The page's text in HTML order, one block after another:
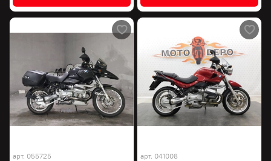
арт. 055725 арт. 041008